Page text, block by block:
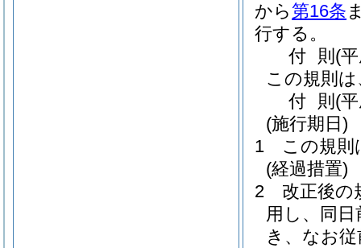
から第16条
行する。
付 則 (
この規則
付 則 (
(施行期日)
1
この規則
(経過措置)
2
改正後の
用し、同
き、なお